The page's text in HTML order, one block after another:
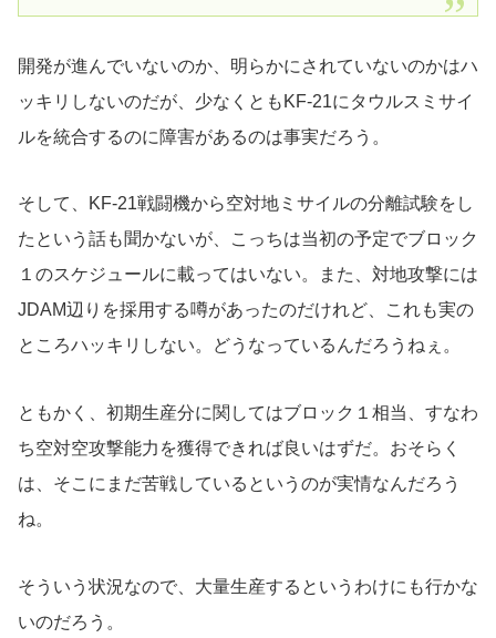
開発が進んでいないのか、明らかにされていないのかはハ
ッキリしないのだが、少なくともKF-21にタウルスミサイ
ルを統合するのに障害があるのは事実だろう。
そして、KF-21戦闘機から空対地ミサイルの分離試験をし
たという話も聞かないが、こっちは当初の予定でブロック
１のスケジュールに載ってはいない。また、対地攻撃には
JDAM辺りを採用する噂があったのだけれど、これも実の
ところハッキリしない。どうなっているんだろうねぇ。
ともかく、初期生産分に関してはブロック１相当、すなわ
ち空対空攻撃能力を獲得できれば良いはずだ。おそらく
は、そこにまだ苦戦しているというのが実情なんだろう
ね。
そういう状況なので、大量生産するというわけにも行かな
いのだろう。